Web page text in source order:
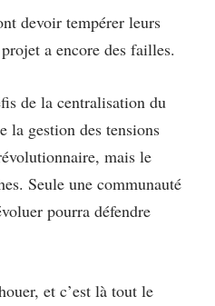
devoir tempérer leurs
a encore des failles.
de la centralisation du
la gestion des tensions
mais le
Seule une communauté
pourra défendre
et c’est là tout le